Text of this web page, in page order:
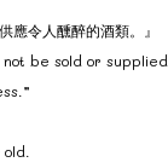
應令人醺醉的酒類。』
not be sold or supplied